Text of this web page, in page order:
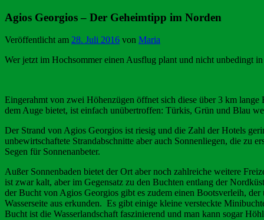
Agios Georgios – Der Geheimtipp im Norden
Veröffentlicht am 28. Juli 2016 von Maria
Wer jetzt im Hochsommer einen Ausflug plant und nicht unbedingt
Eingerahmt von zwei Höhenzügen öffnet sich diese über 3 km
dem Auge bietet, ist einfach unübertroffen: Türkis, Grün und Blau
Der Strand von Agios Georgios ist riesig und die Zahl der Hotels
unbewirtschaftete Strandabschnitte aber auch Sonnenliegen, die zu
Segen für Sonnenanbeter.
Außer Sonnenbaden bietet der Ort aber noch zahlreiche weitere
ist zwar kalt, aber im Gegensatz zu den Buchten entlang der
der Bucht von Agios Georgios gibt es zudem einen Bootsverleih,
Wasserseite aus erkunden. Es gibt einige kleine versteckte
Bucht ist die Wasserlandschaft faszinierend und man kann sogar